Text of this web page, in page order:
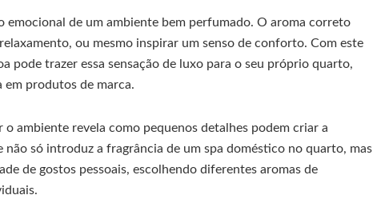
emocional de um ambiente bem perfumado. O aroma correto
ou mesmo inspirar um senso de conforto. Com este
pode trazer essa sensação de luxo para o seu próprio quarto,
em produtos de marca.
ambiente revela como pequenos detalhes podem criar a
não só introduz a fragrância de um spa doméstico no quarto, mas
de gostos pessoais, escolhendo diferentes aromas de